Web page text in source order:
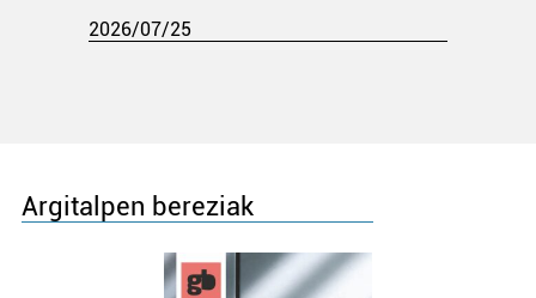
2026/07/25
Argitalpen bereziak